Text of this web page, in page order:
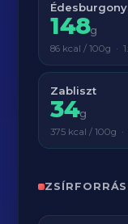
148g
86 kcal / 100g ·
Zabliszt
34g
375 kcal / 100g